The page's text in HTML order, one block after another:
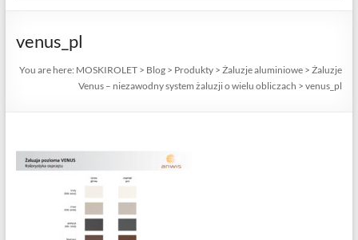
venus_pl
You are here: MOSKIROLET > Blog > Produkty >Żaluzje aluminiowe >Żaluzje
Venus – niezawodny system żaluzji o wielu obliczach >venus_pl